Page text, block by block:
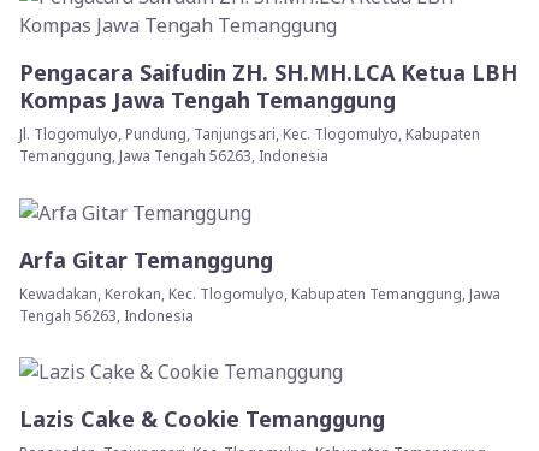
Pengacara Saifudin ZH. SH.MH.LCA Ketua LBH
Kompas Jawa Tengah Temanggung
Jl. Tlogomulyo, Pundung, Tanjungsari, Kec. Tlogomulyo, Kabupaten
Temanggung, Jawa Tengah 56263, Indonesia
Arfa Gitar Temanggung
Kewadakan, Kerokan, Kec. Tlogomulyo, Kabupaten Temanggung, Jawa
Tengah 56263, Indonesia
Lazis Cake & Cookie Temanggung